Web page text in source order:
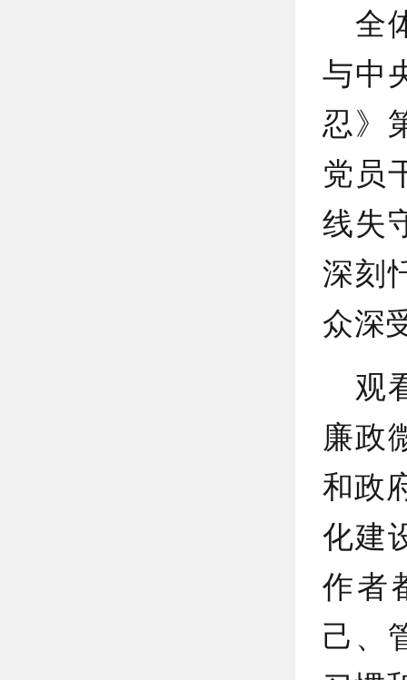
全
与中
忍》
党员
线失
深刻
众深
观
廉政
和政
化建
作者
己、